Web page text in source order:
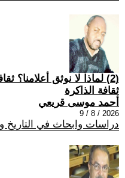
(2) لماذا لا نوثق أعلامنا؟
ثقافة الذاكرة
أحمد موسى قريعي
2026 / 8 / 9
دراسات وابحاث في التاريخ